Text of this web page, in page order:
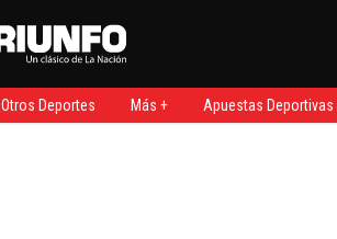
Otros Deportes Más + Apuestas Deportivas